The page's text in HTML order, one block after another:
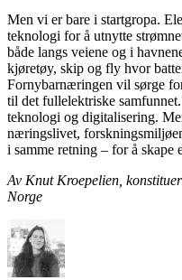
Men vi er bare i startgropa.
teknologi for å utnytte
både langs veiene og i
kjøretøy, skip og fly hvor
Fornybarnæringen vil sørge
til det fullelektriske
teknologi og digitalisering.
næringslivet,
i samme retning – for å skape
Av Knut Kroepelien,
Norge